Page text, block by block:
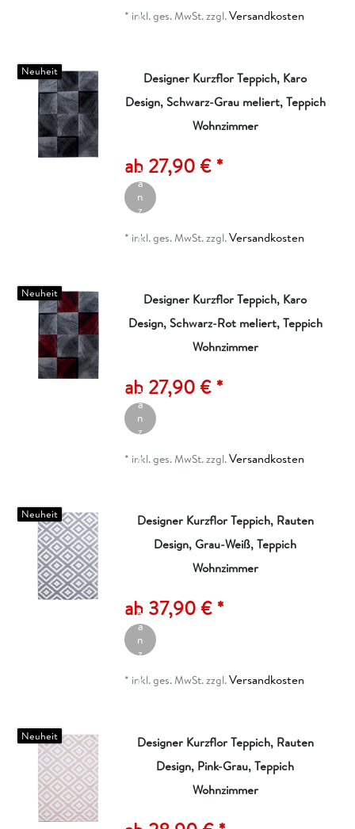
g
* inkl. ges. MwSt.zzgl.Versandkosten
Neuheit
Designer Kurzflor Teppich, Karo
Design, Schwarz-Grau meliert, Teppich
Wohnzimmer
ab 27,90 € *
ik
el
a
n
z
g
* inkl. ges. MwSt.zzgl.Versandkosten
Neuheit
Designer Kurzflor Teppich, Karo
Design, Schwarz-Rot meliert, Teppich
Wohnzimmer
ab 27,90 € *
ik
el
a
n
z
g
* inkl. ges. MwSt.zzgl.Versandkosten
Neuheit
Designer Kurzflor Teppich, Rauten
Design, Grau-Weiß, Teppich
Wohnzimmer
ab 37,90 € *
ik
el
a
n
z
g
* inkl. ges. MwSt.zzgl.Versandkosten
Neuheit
Designer Kurzflor Teppich, Rauten
Design, Pink-Grau, Teppich
Wohnzimmer
ik